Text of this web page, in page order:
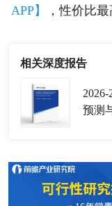
APP】
，性价比
相关深度报告
2026-
预测